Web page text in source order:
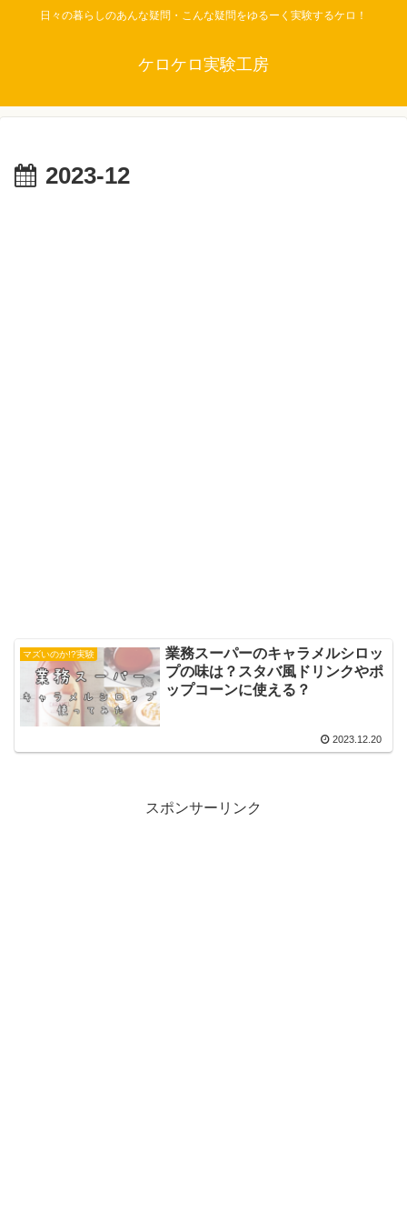
日々の暮らしのあんな疑問・こんな疑問をゆるーく実験するケロ！
ケロケロ実験工房
2023-12
マズいのか!?実験
業務スーパーのキャラメルシロッ
プの味は？スタバ風ドリンクやポ
ップコーンに使える？
2023.12.20
スポンサーリンク